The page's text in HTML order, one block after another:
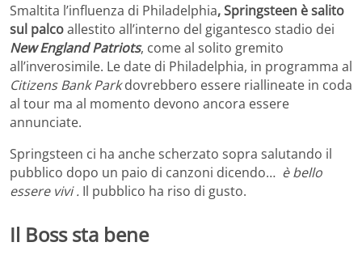
Smaltita l’influenza di Philadelphia, Springsteen è salito
sul palcoallestito all’interno del gigantesco stadio dei
New England Patriots, come al solito gremito
all’inverosimile. Le date di Philadelphia, in programma al
Citizens Bank Parkdovrebbero essere riallineate in coda
al tour ma al momento devono ancora essere
annunciate.
Springsteen ci ha anche scherzato sopra salutando il
pubblico dopo un paio di canzoni dicendo… è bello
essere vivi . Il pubblico ha riso di gusto.
Il Boss sta bene